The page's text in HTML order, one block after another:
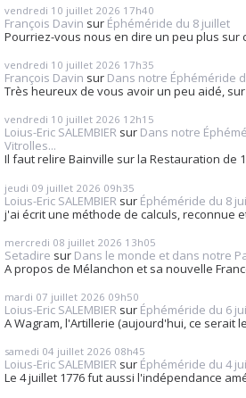
vendredi 10 juillet 2026 17h40
François Davin sur Éphéméride du 8 juillet
Pourriez-vous nous en dire un peu plus sur
vendredi 10 juillet 2026 17h35
François Davin sur Dans notre Éphéméride
Très heureux de vous avoir un peu aidé, sur
vendredi 10 juillet 2026 12h15
Loius-Eric SALEMBIER sur Dans notre
Vitrolles...
Il faut relire Bainville sur la Restauration de
jeudi 09 juillet 2026 09h35
Loius-Eric SALEMBIER sur Éphéméride du 8
j'ai écrit une méthode de calculs, reconnue
mercredi 08 juillet 2026 13h05
Setadire sur Dans le monde et dans notre
A propos de Mélanchon et sa nouvelle
mardi 07 juillet 2026 09h50
Loius-Eric SALEMBIER sur Éphéméride du 6
A Wagram, l'Artillerie (aujourd'hui, ce serait
samedi 04 juillet 2026 08h45
Loius-Eric SALEMBIER sur Éphéméride du 4
Le 4 juillet 1776 fut aussi l'indépendance